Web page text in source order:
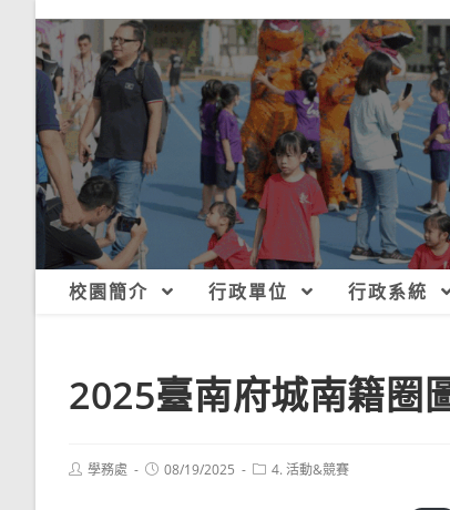
校園簡介 行政單位 行政系統
2025臺南府城南籍圈
Post學務處
Post08/19/2025
Post4. 活動&競賽